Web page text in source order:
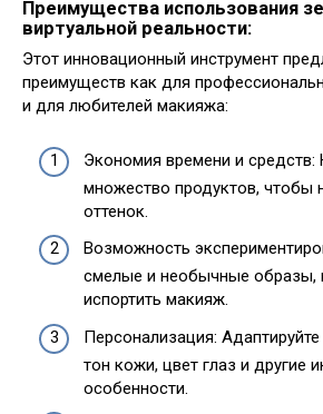
Преимущества использования
виртуальной реальности:
Этот инновационный инструмент
преимуществ как для
и для любителей макияжа:
Экономия времени и средств:
множество продуктов, чтобы
оттенок.
Возможность
смелые и необычные образы,
испортить макияж.
Персонализация:
тон кожи, цвет глаз и другие
особенности.